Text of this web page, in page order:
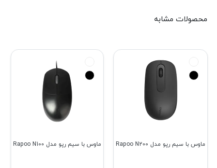
محصولات مشابه
ماوس با سیم رپو مدل Rapoo N100 ماوس با سیم رپو مدل Rapoo N200